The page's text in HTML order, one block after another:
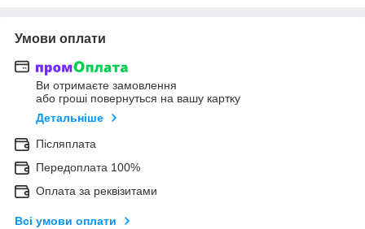
Умови оплати
Ви отримаєте замовлення
або гроші повернуться на вашу картку
Детальніше
Післяплата
Передоплата 100%
Оплата за реквізитами
Всі умови оплати